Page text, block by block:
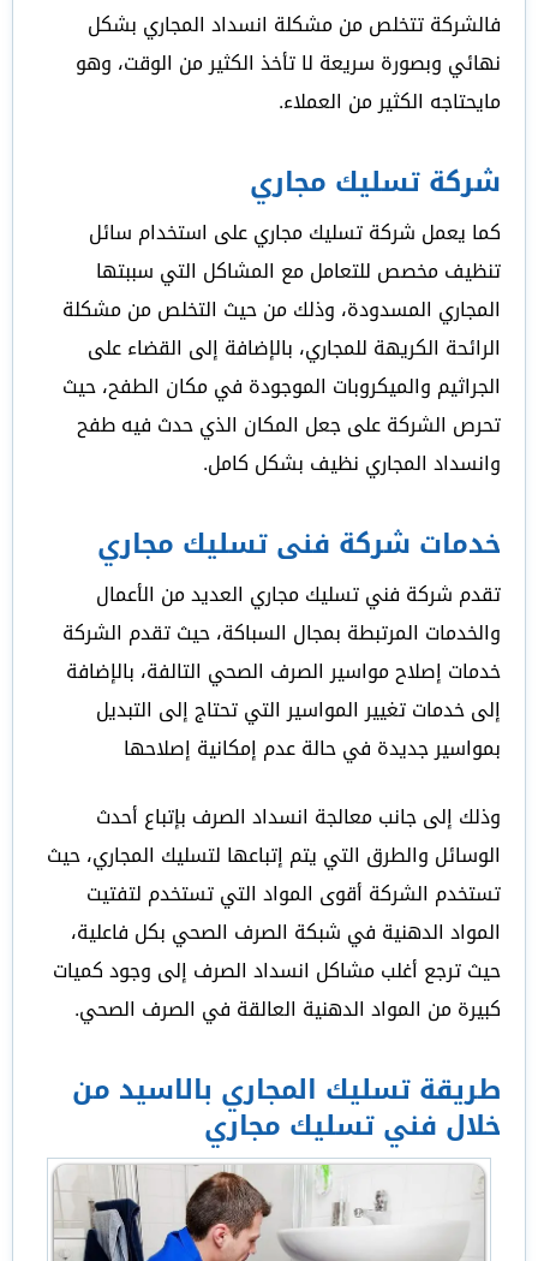
فالشركة تتخلص من مشكلة انسداد المجاري بشكل
نهائي وبصورة سريعة لا تأخذ الكثير من الوقت، وهو
مايحتاجه الكثير من العملاء.
شركة تسليك مجاري
كما يعمل شركة تسليك مجاري على استخدام سائل
تنظيف مخصص للتعامل مع المشاكل التي سببتها
المجاري المسدودة، وذلك من حيث التخلص من مشكلة
الرائحة الكريهة للمجاري، بالإضافة إلى القضاء على
الجراثيم والميكروبات الموجودة في مكان الطفح، حيث
تحرص الشركة على جعل المكان الذي حدث فيه طفح
وانسداد المجاري نظيف بشكل كامل.
خدمات شركة فنى تسليك مجاري
تقدم شركة فني تسليك مجاري العديد من الأعمال
والخدمات المرتبطة بمجال السباكة، حيث تقدم الشركة
خدمات إصلاح مواسير الصرف الصحي التالفة، بالإضافة
إلى خدمات تغيير المواسير التي تحتاج إلى التبديل
بمواسير جديدة في حالة عدم إمكانية إصلاحها
وذلك إلى جانب معالجة انسداد الصرف بإتباع أحدث
الوسائل والطرق التي يتم إتباعها لتسليك المجاري، حيث
تستخدم الشركة أقوى المواد التي تستخدم لتفتيت
المواد الدهنية في شبكة الصرف الصحي بكل فاعلية،
حيث ترجع أغلب مشاكل انسداد الصرف إلى وجود كميات
كبيرة من المواد الدهنية العالقة في الصرف الصحي.
طريقة تسليك المجاري بالاسيد من
خلال فني تسليك مجاري